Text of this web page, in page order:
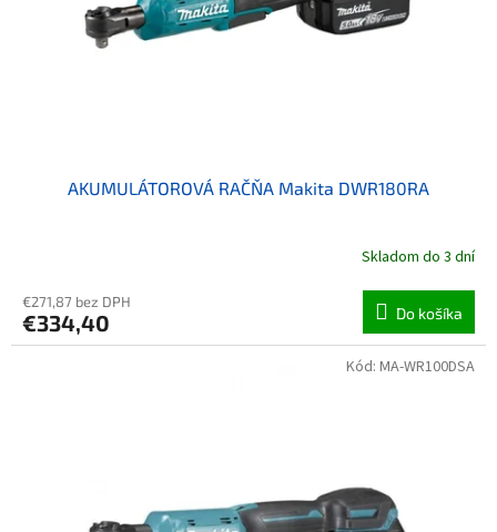
AKUMULÁTOROVÁ RAČŇA Makita DWR180RA
Skladom do 3 dní
€271,87 bez DPH
€334,40 Do košíka
Kód: MA-WR100DSA